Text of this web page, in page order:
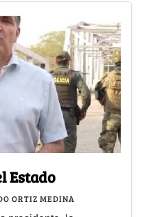
Estado
ORTIZ MEDINA